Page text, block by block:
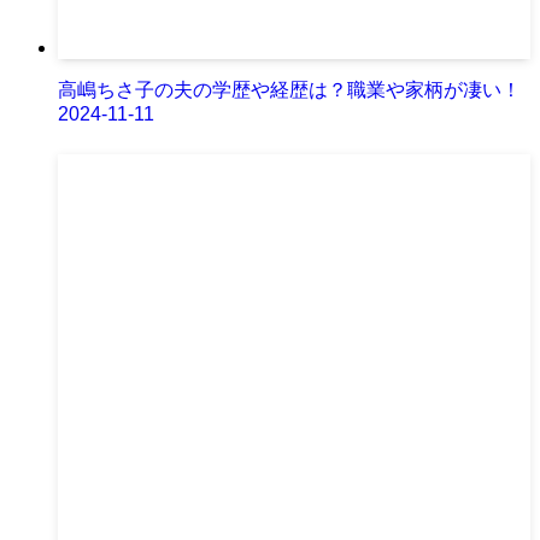
高嶋ちさ子の夫の学歴や経歴は？職業や家柄が凄い！
2024-11-11